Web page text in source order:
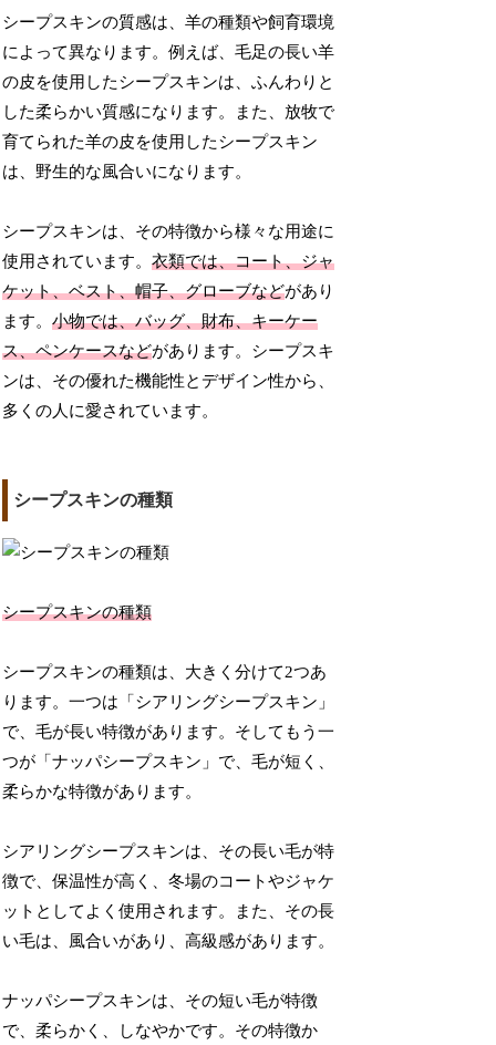
シープスキンの質感は、羊の種類や飼育環境
によって異なります。例えば、毛足の長い羊
の皮を使用したシープスキンは、ふんわりと
した柔らかい質感になります。また、放牧で
育てられた羊の皮を使用したシープスキン
は、野生的な風合いになります。
シープスキンは、その特徴から様々な用途に
使用されています。衣類では、コート、ジャ
ケット、ベスト、帽子、グローブなどがあり
ます。小物では、バッグ、財布、キーケー
ス、ペンケースなどがあります。シープスキ
ンは、その優れた機能性とデザイン性から、
多くの人に愛されています。
シープスキンの種類
シープスキンの種類
シープスキンの種類は、大きく分けて2つあ
ります。一つは「シアリングシープスキン」
で、毛が長い特徴があります。そしてもう一
つが「ナッパシープスキン」で、毛が短く、
柔らかな特徴があります。
シアリングシープスキンは、その長い毛が特
徴で、保温性が高く、冬場のコートやジャケ
ットとしてよく使用されます。また、その長
い毛は、風合いがあり、高級感があります。
ナッパシープスキンは、その短い毛が特徴
で、柔らかく、しなやかです。その特徴か